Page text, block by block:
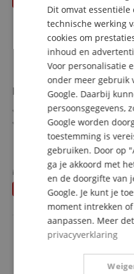
Hercules DJControl Mix
Tot 10 uur batterijduur
8 pads, 2 decks, EQ,
intuïtief mixen
Miljoenen tracks via
Compatibel met
Draadloze Bluetooth-
Ingebouwde cover voor
meer laten zien
in plaats van voorheen
U bespaart6,00 €
Dit omvat essentiële
technische werking
cookies om
inhoud en
Voor personalisatie
onder meer gebruik
Google. Daarbij
persoonsgegevens,
Google worden
toestemming is
gebruiken. Door op
ga je akkoord met
en de doorgifte van
Google. Je kunt je
moment intrekken
aanpassen. Meer
privacyverklaring